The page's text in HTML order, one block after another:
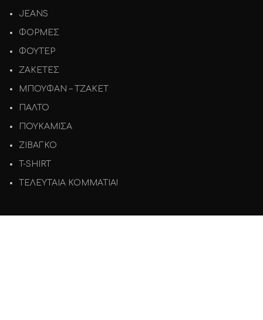
JEANS
ΦΟΡΜΕΣ
ΦΟΥΤΕΡ
ΖΑΚΕΤΕΣ
ΜΠΟΥΦΑΝ – ΤΖΑΚΕΤ
ΠΑΛΤΟ
ΠΟΥΚΑΜΙΣΑ
ΖΙΒΑΓΚΟ
T-SHIRT
ΤΕΛΕΥΤΑΙΑ ΚΟΜΜΑΤΙΑ!